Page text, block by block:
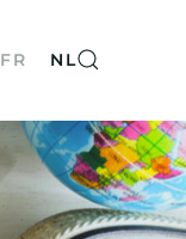
FR NL